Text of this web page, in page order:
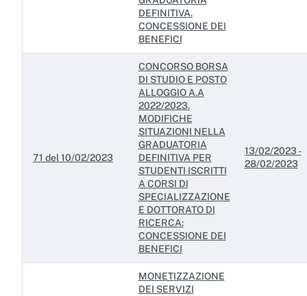
DEFINITIVA.
CONCESSIONE DEI
BENEFICI
71 del 10/02/2023
CONCORSO BORSA
DI STUDIO E POSTO
ALLOGGIO A.A
2022/2023.
MODIFICHE
SITUAZIONI NELLA
GRADUATORIA
DEFINITIVA PER
STUDENTI ISCRITTI
A CORSI DI
SPECIALIZZAZIONE
E DOTTORATO DI
RICERCA:
CONCESSIONE DEI
BENEFICI
13/02/2023 -
28/02/2023
MONETIZZAZIONE
DEI SERVIZI